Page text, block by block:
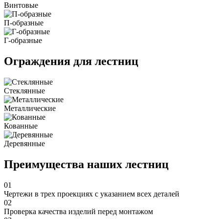
Винтовые
П-образные
Г-образные
Ограждения для лестниц
Стеклянные
Металлические
Кованные
Деревянные
Преимущества наших лестниц
01
Чертежи в трех проекциях с указанием всех деталей
02
Проверка качества изделий перед монтажом